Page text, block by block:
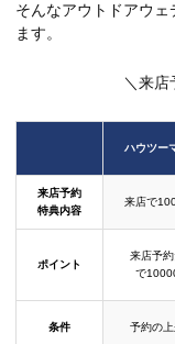
そんなアウトドアウ
ます。
＼来店
ハウツー
来店予約
特典内容
来店で
ポイント
来店予
で
条件 予約の